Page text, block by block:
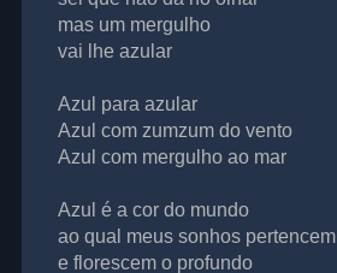
mas um mergulho
vai lhe azular
Azul para azular
Azul com zumzum do vento
Azul com mergulho ao mar
Azul é a cor do mundo
ao qual meus sonhos pertencem
e florescem o profundo